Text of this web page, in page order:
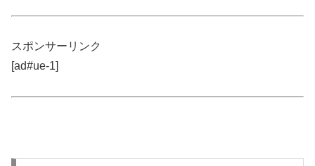
スポンサーリンク
[ad#ue-1]